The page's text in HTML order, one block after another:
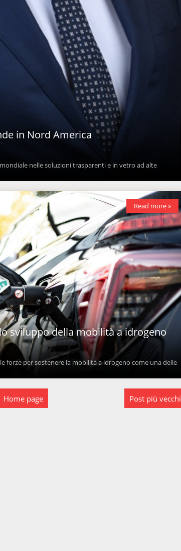
in Nord America
nelle soluzioni trasparenti e in vetro ad alte
sviluppo della mobilità a idrogeno
forze per sostenere la mobilità a idrogeno come una delle
Read more »
Post più vecchi
Home page